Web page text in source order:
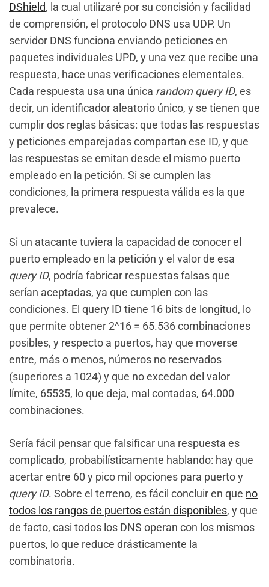
DShield, la cual utilizaré por su concisión y facilidad
de comprensión, el protocolo DNS usa UDP. Un
servidor DNS funciona enviando peticiones en
paquetes individuales UPD, y una vez que recibe una
respuesta, hace unas verificaciones elementales.
Cada respuesta usa una única random query ID, es
decir, un identificador aleatorio único, y se tienen que
cumplir dos reglas básicas: que todas las respuestas
y peticiones emparejadas compartan ese ID, y que
las respuestas se emitan desde el mismo puerto
empleado en la petición. Si se cumplen las
condiciones, la primera respuesta válida es la que
prevalece.
Si un atacante tuviera la capacidad de conocer el
puerto empleado en la petición y el valor de esa
query ID, podría fabricar respuestas falsas que
serían aceptadas, ya que cumplen con las
condiciones. El query ID tiene 16 bits de longitud, lo
que permite obtener 2^16 = 65.536 combinaciones
posibles, y respecto a puertos, hay que moverse
entre, más o menos, números no reservados
(superiores a 1024) y que no excedan del valor
límite, 65535, lo que deja, mal contadas, 64.000
combinaciones.
Sería fácil pensar que falsificar una respuesta es
complicado, probabilísticamente hablando: hay que
acertar entre 60 y pico mil opciones para puerto y
query ID. Sobre el terreno, es fácil concluir en que no
todos los rangos de puertos están disponibles, y que
de facto, casi todos los DNS operan con los mismos
puertos, lo que reduce drásticamente la
combinatoria.